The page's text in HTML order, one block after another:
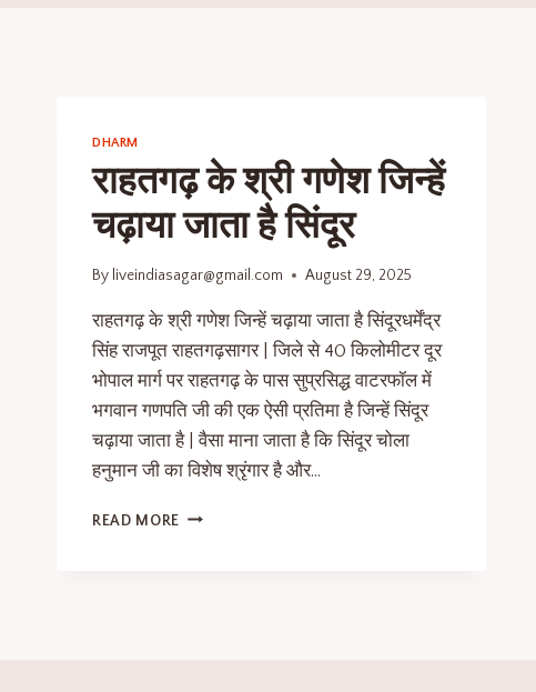
DHARM
राहतगढ़ के श्री गणेश जिन्हें
चढ़ाया जाता है सिंदूर
By liveindiasagar@gmail.com August 29, 2025
राहतगढ़ के श्री गणेश जिन्हें चढ़ाया जाता है सिंदूरधर्मेंद्र
सिंह राजपूत राहतगढ़सागर | जिले से 40 किलोमीटर दूर
भोपाल मार्ग पर राहतगढ़ के पास सुप्रसिद्ध वाटरफॉल में
भगवान गणपति जी की एक ऐसी प्रतिमा है जिन्हें सिंदूर
चढ़ाया जाता है | वैसा माना जाता है कि सिंदूर चोला
हनुमान जी का विशेष श्रृंगार है और…
READ MORE